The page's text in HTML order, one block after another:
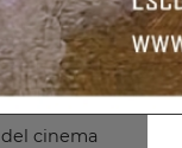
cinema